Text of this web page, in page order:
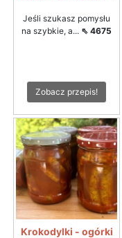
Jeśli szukasz pomysłu
na szybkie, a... ⇖ 4675
Zobacz przepis!
Krokodylki - ogórki